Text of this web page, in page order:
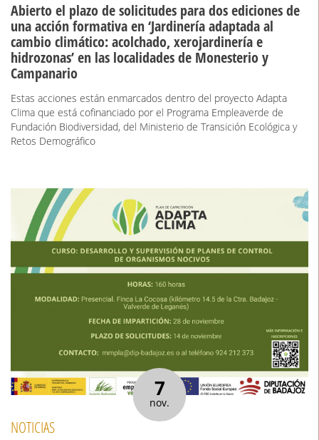
Abierto el plazo de solicitudes para dos ediciones de
una acción formativa en ‘Jardinería adaptada al
cambio climático: acolchado, xerojardinería e
hidrozonas’ en las localidades de Monesterio y
Campanario
Estas acciones están enmarcados dentro del proyecto Adapta
Clima que está cofinanciado por el Programa Empleaverde de
Fundación Biodiversidad, del Ministerio de Transición Ecológica y
Retos Demográfico
7
nov.
NOTICIAS